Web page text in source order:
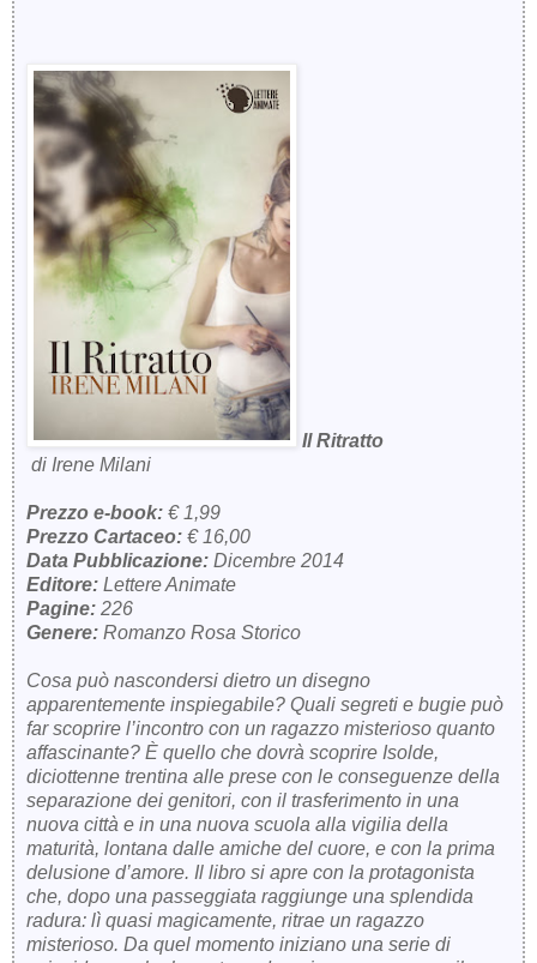
Il Ritratto
di Irene Milani
Prezzo e-book: € 1,99
Prezzo Cartaceo: € 16,00
Data Pubblicazione: Dicembre 2014
Editore: Lettere Animate
Pagine: 226
Genere: Romanzo Rosa Storico
Cosa può nascondersi dietro un disegno
apparentemente inspiegabile? Quali segreti e bugie può
far scoprire l’incontro con un ragazzo misterioso quanto
affascinante? È quello che dovrà scoprire Isolde,
diciottenne trentina alle prese con le conseguenze della
separazione dei genitori, con il trasferimento in una
nuova città e in una nuova scuola alla vigilia della
maturità, lontana dalle amiche del cuore, e con la prima
delusione d’amore. Il libro si apre con la protagonista
che, dopo una passeggiata raggiunge una splendida
radura: lì quasi magicamente, ritrae un ragazzo
misterioso. Da quel momento iniziano una serie di